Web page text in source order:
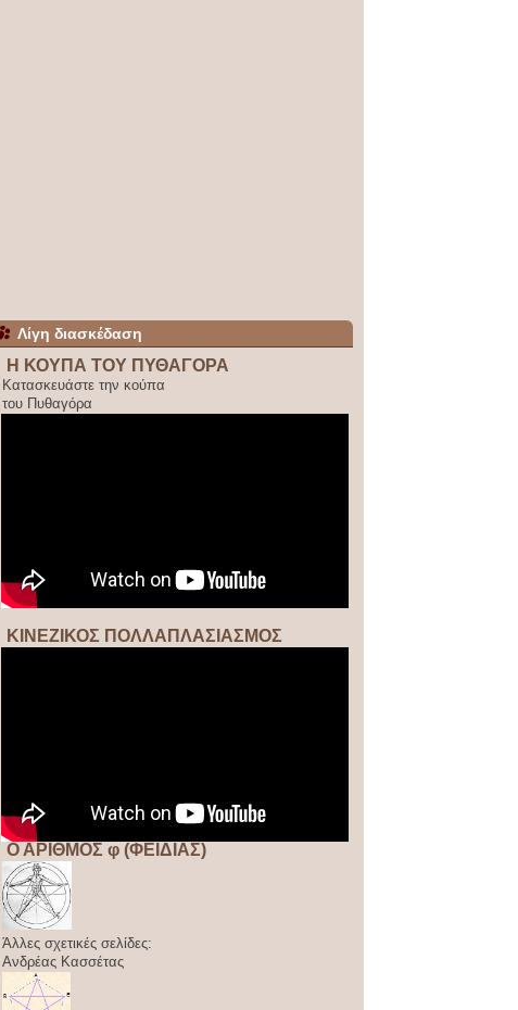
Λίγη διασκέδαση
Η ΚΟΥΠΑ ΤΟΥ ΠΥΘΑΓΟΡΑ
Κατασκευάστε την κούπα
του Πυθαγόρα
ΚΙΝΕΖΙΚΟΣ ΠΟΛΛΑΠΛΑΣΙΑΣΜΟΣ
Ο ΑΡΙΘΜΟΣ φ (ΦΕΙΔΙΑΣ)
Άλλες σχετικές σελίδες:
Ανδρέας Κασσέτας